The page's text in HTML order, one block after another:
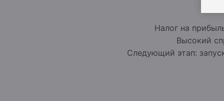
Налог на
Высокий
Следующий этап: